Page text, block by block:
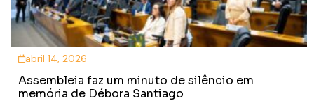
abril 14, 2026
Assembleia faz um minuto de silêncio em
memória de Débora Santiago